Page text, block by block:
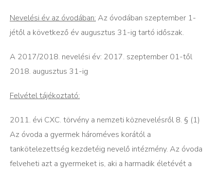
Nevelési év az óvodában: Az óvodában szeptember 1-
jétől a következő év augusztus 31-ig tartó időszak.
A 2017/2018. nevelési év: 2017. szeptember 01-től
2018. augusztus 31-ig
Felvétel tájékoztató:
2011. évi CXC. törvény a nemzeti köznevelésről 8. § (1)
Az óvoda a gyermek hároméves korától a
tankötelezettség kezdetéig nevelő intézmény. Az óvoda
felveheti azt a gyermeket is, aki a harmadik életévét a